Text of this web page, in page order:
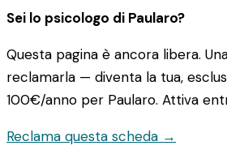
Sei lo psicologo di Paularo?
Questa pagina è ancora libera.
reclamarla — diventa la tua,
100€/anno per Paularo. Attiva
Reclama questa scheda →